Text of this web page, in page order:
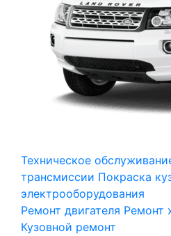
Техническое
трансмиссии Покраска
электрооборудования
Ремонт двигателя Ремонт
Кузовной ремонт